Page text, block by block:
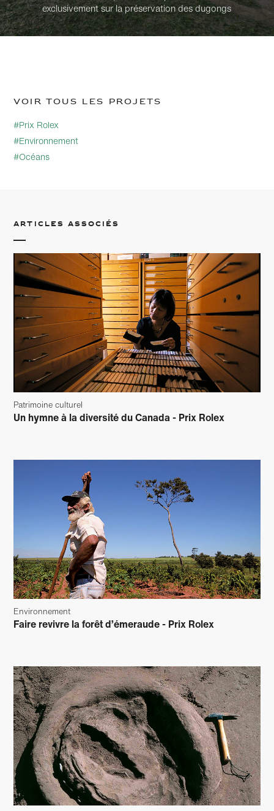
exclusivement sur la préservation des dugongs
Voir tous les projets
#Prix Rolex
#Environnement
#Océans
Articles associés
Patrimoine culturel
Un hymne à la diversité du Canada - Prix Rolex
Environnement
Faire revivre la forêt d’émeraude - Prix Rolex